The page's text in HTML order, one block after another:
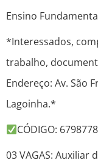
Ensino
*Interessados,
trabalho,
Endereço: Av. São
Lagoinha.*
CÓDIGO:
03 VAGAS: Auxiliar